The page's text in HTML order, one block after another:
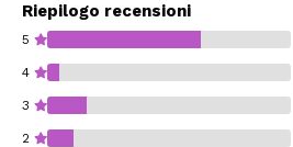
Riepilogo recensioni
5
4
3
2